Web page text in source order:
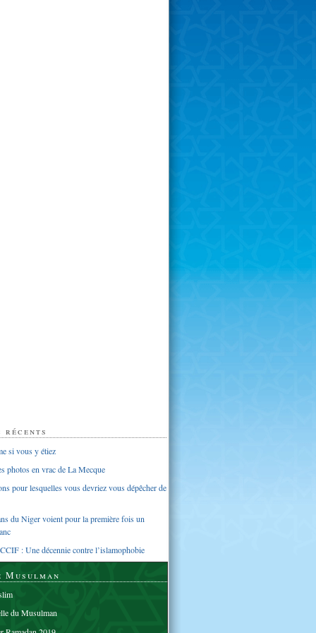
si vous y étiez
photos en vrac de La Mecque
pour lesquelles vous devriez vous dépêcher de
du Niger voient pour la première fois un
: Une décennie contre l’islamophobie
Musulman
du Musulman